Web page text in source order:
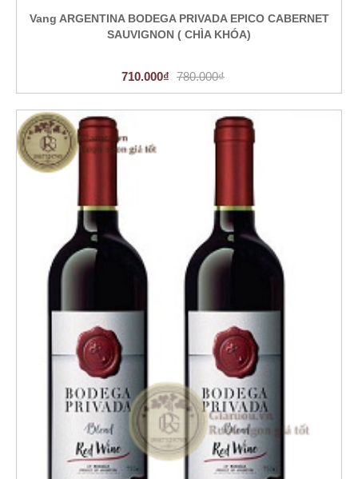
Vang ARGENTINA BODEGA PRIVADA EPICO CABERNET
SAUVIGNON ( CHÌA KHÓA)
710.000₫ 780.000₫